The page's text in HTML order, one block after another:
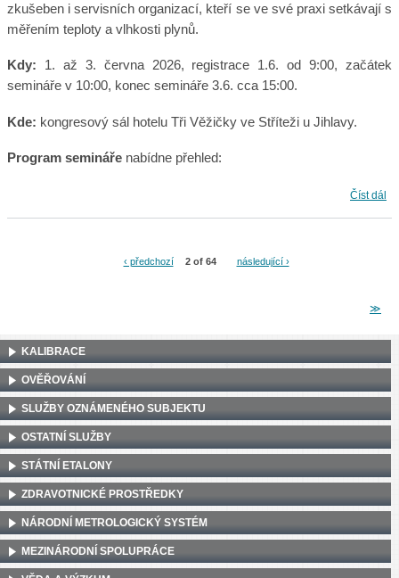
zkušeben i servisních organizací, kteří se ve své praxi setkávají s
měřením teploty a vlhkosti plynů.
Kdy: 1. až 3. června 2026, registrace 1.6. od 9:00, začátek
semináře v 10:00, konec semináře 3.6. cca 15:00.
Kde: kongresový sál hotelu Tři Věžičky ve Stříteži u Jihlavy.
Program semináře nabídne přehled:
Číst dál
‹ předchozí 2 of 64 následující ›
≫
KALIBRACE
OVĚŘOVÁNÍ
SLUŽBY OZNÁMENÉHO SUBJEKTU
OSTATNÍ SLUŽBY
STÁTNÍ ETALONY
ZDRAVOTNICKÉ PROSTŘEDKY
NÁRODNÍ METROLOGICKÝ SYSTÉM
MEZINÁRODNÍ SPOLUPRÁCE